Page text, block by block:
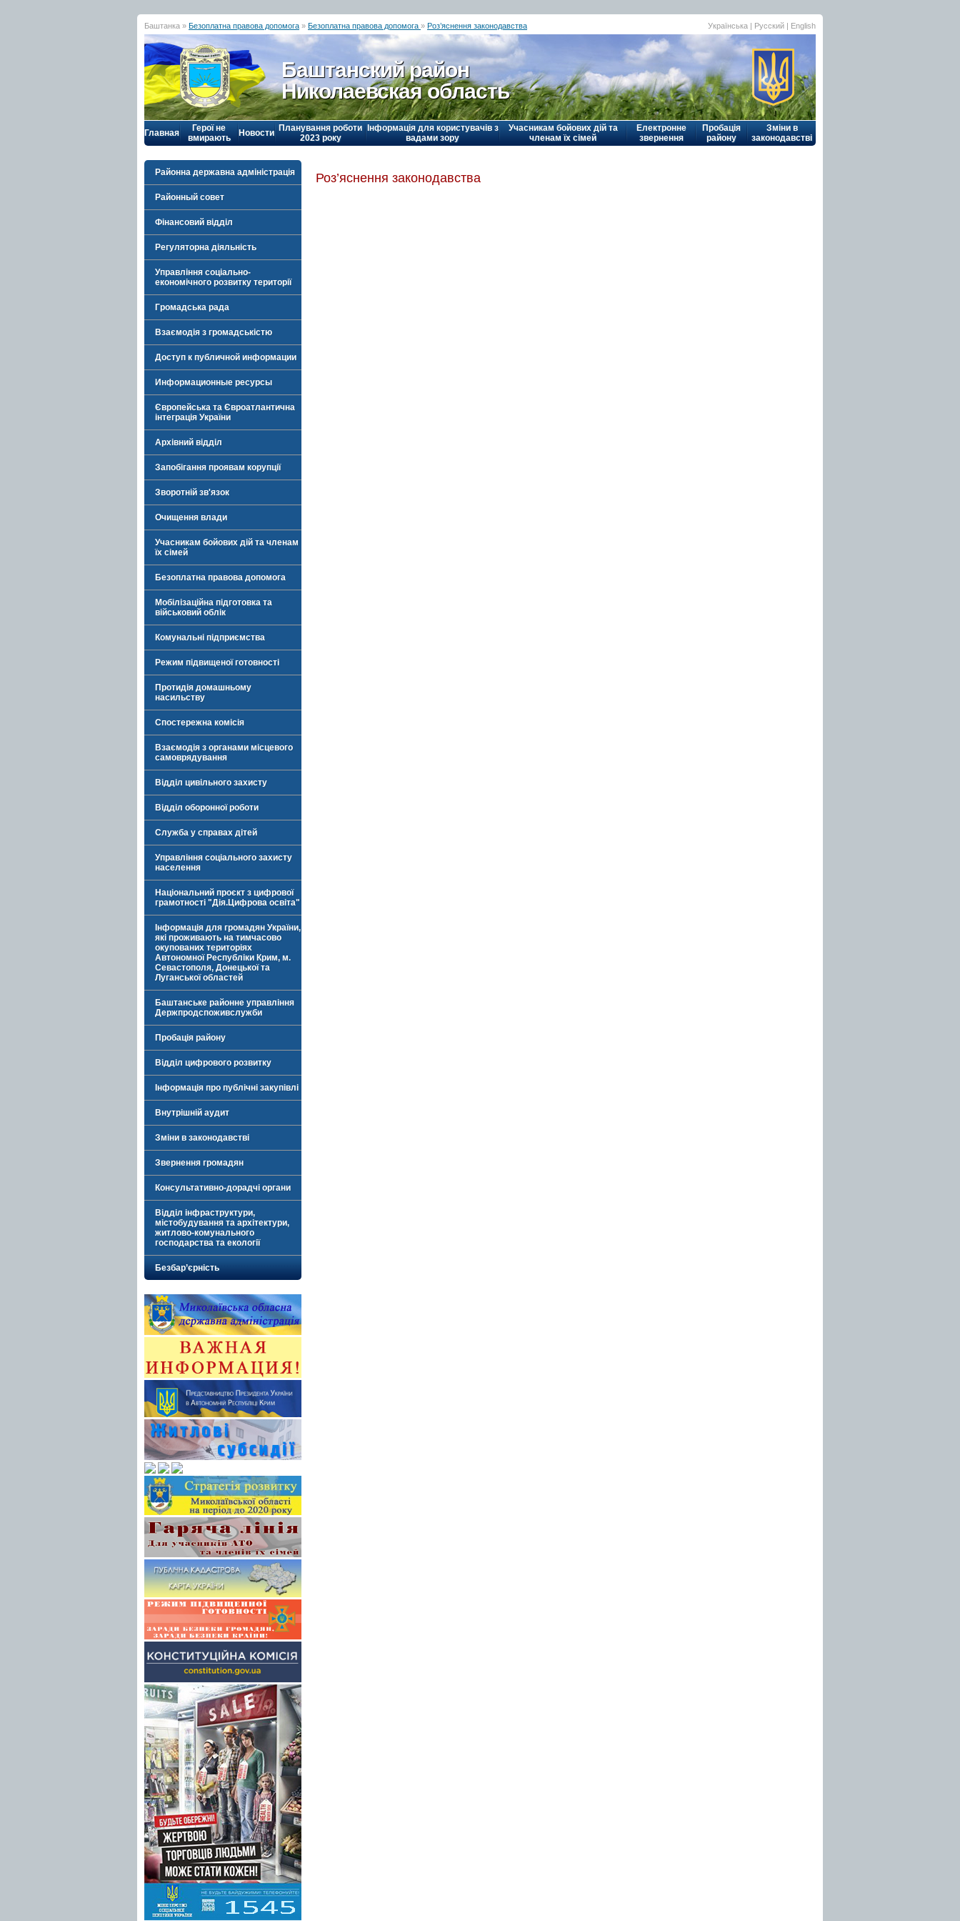
Баштанка » Безоплатна правова допомога » Безоплатна правова допомога » Роз’яснення законодавства Українська | Русский | English
Баштанский район
Николаевская область
Главная
Герої не
вмирають
Новости Планування роботи
2023 року
Інформація для користувачів з
вадами зору
Учасникам бойових дій та
членам їх сімей
Електронне
звернення
Пробація
району
Зміни в
законодавстві
Районна державна адміністрація
Районный совет
Фінансовий відділ
Регуляторна діяльність
Управління соціально-
економічного розвитку території
Громадська рада
Взаємодія з громадськістю
Доступ к публичной информации
Информационные ресурсы
Європейська та Євроатлантична
інтеграція України
Архівний відділ
Запобігання проявам корупції
Зворотній зв'язок
Очищення влади
Учасникам бойових дій та членам
їх сімей
Безоплатна правова допомога
Мобілізаційна підготовка та
військовий облік
Комунальні підприємства
Режим підвищеної готовності
Протидія домашньому
насильству
Спостережна комісія
Взаємодія з органами місцевого
самоврядування
Відділ цивільного захисту
Відділ оборонної роботи
Служба у справах дітей
Управління соціального захисту
населення
Національний проєкт з цифрової
грамотності "Дія.Цифрова освіта"
Інформація для громадян України,
які проживають на тимчасово
окупованих територіях
Автономної Республіки Крим, м.
Севастополя, Донецької та
Луганської областей
Баштанське районне управління
Держпродспоживслужби
Пробація району
Відділ цифрового розвитку
Інформація про публічні закупівлі
Внутрішній аудит
Зміни в законодавстві
Звернення громадян
Консультативно-дорадчі органи
Відділ інфраструктури,
містобудування та архітектури,
житлово-комунального
господарства та екології
Безбар’єрність
Роз’яснення законодавства